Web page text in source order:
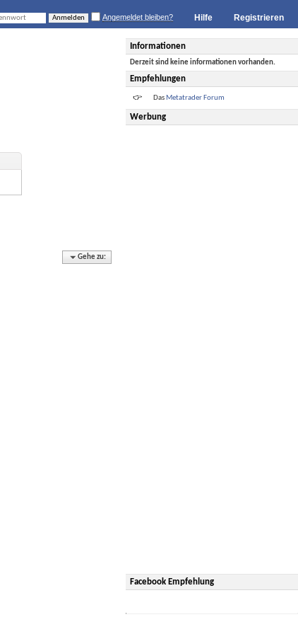
Registrieren
Hilfe
Angemeldet bleiben?
Informationen
Derzeit sind keine informationen vorhanden.
Empfehlungen
Das Metatrader Forum
Werbung
Facebook Empfehlung
Gehe zu: